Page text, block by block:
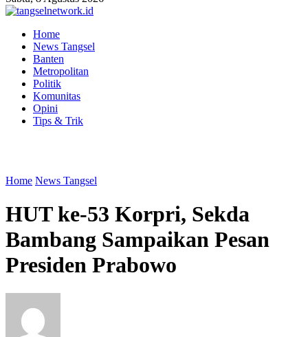
Home
News Tangsel
Banten
Metropolitan
Politik
Komunitas
Opini
Tips & Trik
Home News Tangsel
HUT ke-53 Korpri, Sekda
Bambang Sampaikan Pesan
Presiden Prabowo